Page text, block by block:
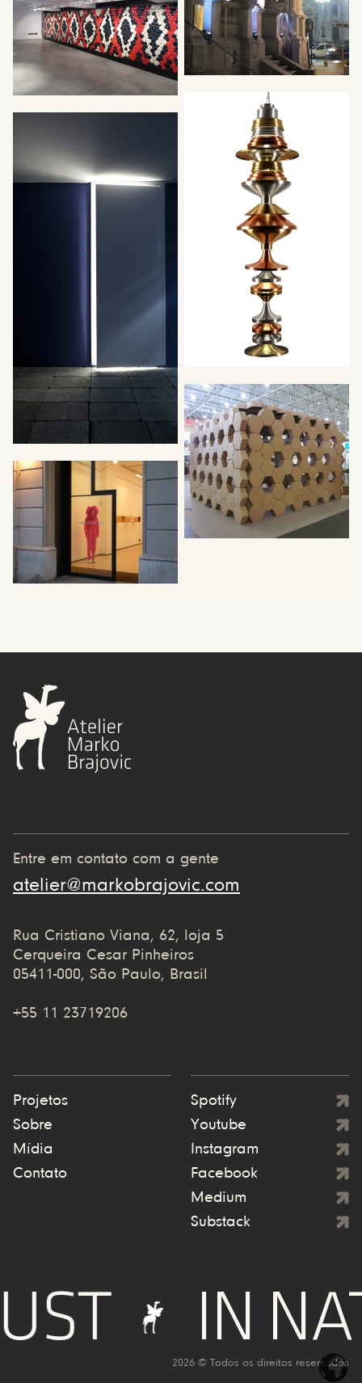
Entre em contato com a gente
atelier@markobrajovic.com
Rua Cristiano Viana, 62, loja 5
Cerqueira Cesar Pinheiros
05411-000, São Paulo, Brasil
+55 11 23719206
Projetos
Sobre
Mídia
Contato
Spotify
Youtube
Instagram
Facebook
Medium
Substack
IN
2026 © Todos os direitos reservados